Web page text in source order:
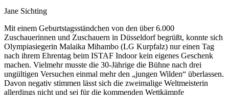
Jane Sichting
Mit einem Geburtstagsständchen von den über 6.000
Zuschauerinnen und Zuschauern in Düsseldorf begrüßt, konnte sich
Olympiasiegerin Malaika Mihambo (LG Kurpfalz) nur einen Tag
nach ihrem Ehrentag beim ISTAF Indoor kein eigenes Geschenk
machen. Vielmehr musste die 30-Jährige die Bühne nach drei
ungültigen Versuchen einmal mehr den „jungen Wilden“ überlassen.
Davon negativ stimmen lässt sich die zweimalige Weltmeisterin
allerdings nicht und sei für die kommenden Wettkämpfe